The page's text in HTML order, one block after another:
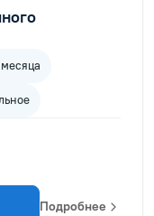
Подробнее